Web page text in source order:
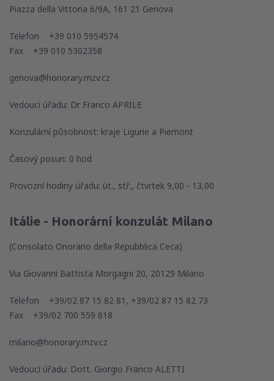
Piazza della Vittoria 6/9A, 161 21 Genova
Telefon +39 010 5954574
Fax +39 010 5302358
genova@honorary.mzv.cz
Vedoucí úřadu: Dr Franco APRILE
Konzulární působnost: kraje Ligurie a Piemont
Časový posun: 0 hod
Provozní hodiny úřadu: út., stř., čtvrtek 9,00 - 13,00
Itálie - Honorární konzulát Milano
(Consolato Onorario della Repubblica Ceca)
Via Giovanni Battista Morgagni 20, 20129 Milano
Telefon +39/02 87 15 82 81, +39/02 87 15 82 73
Fax +39/02 700 559 618
milano@honorary.mzv.cz
Vedoucí úřadu: Dott. Giorgio Franco ALETTI